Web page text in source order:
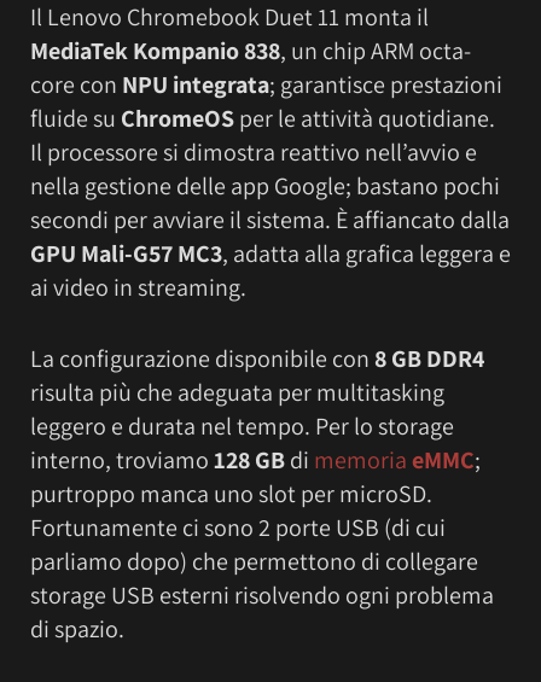
Il Lenovo Chromebook Duet 11 monta il
MediaTek Kompanio 838, un chip ARM octa-
core con NPU integrata; garantisce prestazioni
fluide su ChromeOSper le attività quotidiane.
Il processore si dimostra reattivo nell’avvio e
nella gestione delle app Google; bastano pochi
secondi per avviare il sistema. È affiancato dalla
GPU Mali-G57 MC3, adatta alla grafica leggera e
ai video in streaming.
La configurazione disponibile con 8 GBDDR4
risulta più che adeguata per multitasking
leggero e durata nel tempo. Per lo storage
interno, troviamo128 GBdi memoriaeMMC;
purtroppo manca uno slot per microSD.
Fortunamente ci sono 2 porte USB (di cui
parliamo dopo) che permettono di collegare
storage USB esterni risolvendo ogni problema
di spazio.